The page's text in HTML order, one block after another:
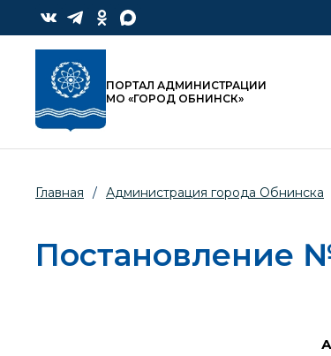
ПОРТАЛ АДМИНИСТРАЦИИ
МО «ГОРОД ОБНИНСК»
Главная / Администрация города Обнинска
Постановление